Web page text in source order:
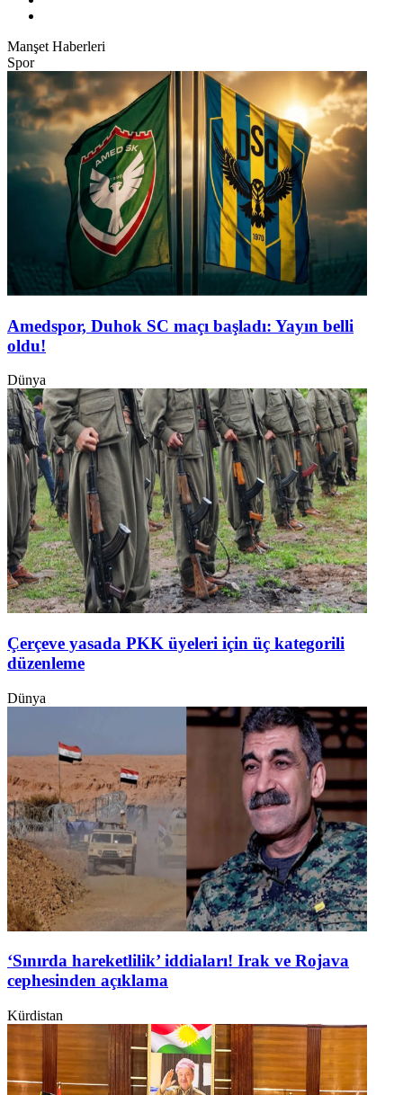
Manşet Haberleri
Spor
Amedspor, Duhok SC maçı başladı: Yayın belli
oldu!
Dünya
Çerçeve yasada PKK üyeleri için üç kategorili
düzenleme
Dünya
‘Sınırda hareketlilik’ iddiaları! Irak ve Rojava
cephesinden açıklama
Kürdistan